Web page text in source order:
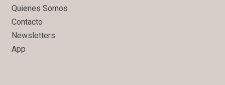
Quienes Somos
Contacto
Newsletters
App